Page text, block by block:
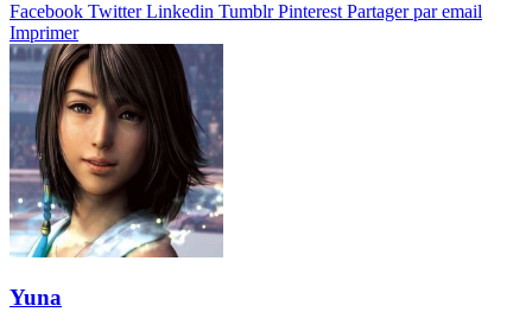
Facebook Twitter Linkedin Tumblr Pinterest Partager par email
Imprimer
Yuna